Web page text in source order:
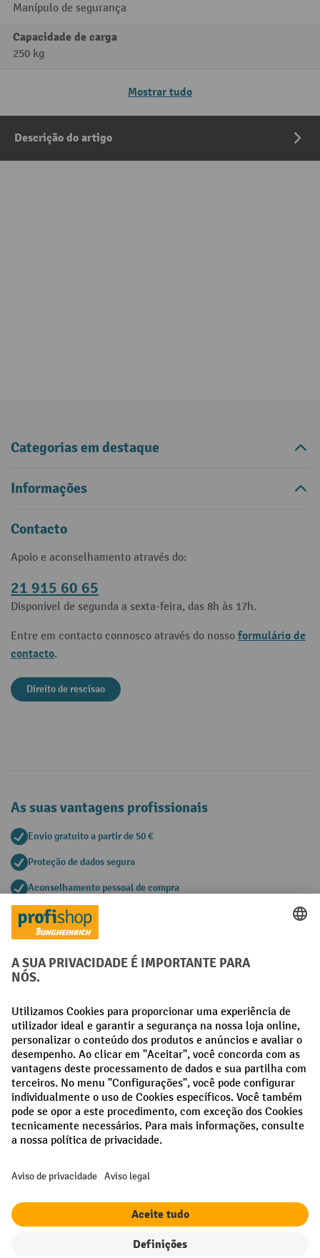
Manípulo de segurança
Capacidade de carga
250 kg
Mostrar tudo
Descrição do artigo
Categorias em destaque
Informações
Contacto
Apoio e aconselhamento através do:
21 915 60 65
Disponível de segunda a sexta-feira, das 8h às 17h.
Entre em contacto connosco através do nosso formulário de
contacto.
Direito de rescisao
As suas vantagens profissionais
Envio gratuito a partir de 50 €
Proteção de dados segura
Aconselhamento pessoal de compra
Métodos de pagamento
Redes sociais
Facebook
LinkedIn
Instagram
Termos e condições gerais Aviso Legal
Todos os preços excl. IVA maiscustos de envio
¹ O desconto é válido enquanto durarem os stocks. O desconto não se
descontos percentuais ou vouchers.